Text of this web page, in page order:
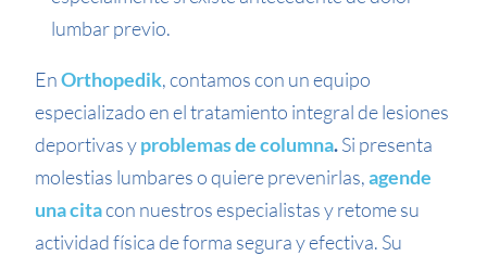
lumbar previo.
EnOrthopedik, contamos con un equipo
especializado en el tratamiento integral de lesiones
deportivas yproblemas de columna.Si presenta
molestias lumbares o quiere prevenirlas,agende
una citacon nuestros especialistas y retome su
actividad física de forma segura y efectiva. Su